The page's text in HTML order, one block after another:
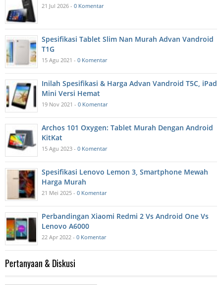
21 Jul 2026 - 0 Komentar
Spesifikasi Tablet Slim Nan Murah Advan Vandroid
T1G
15 Agu 2021 - 0 Komentar
Inilah Spesifikasi & Harga Advan Vandroid T5C, iPad
Mini Versi Hemat
19 Nov 2021 - 0 Komentar
Archos 101 Oxygen: Tablet Murah Dengan Android
KitKat
15 Agu 2023 - 0 Komentar
Spesifikasi Lenovo Lemon 3, Smartphone Mewah
Harga Murah
21 Mei 2025 - 0 Komentar
Perbandingan Xiaomi Redmi 2 Vs Android One Vs
Lenovo A6000
22 Apr 2022 - 0 Komentar
Pertanyaan & Diskusi